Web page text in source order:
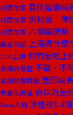
封面故事 農民曆變
封面故事 挑封面 像
封面故事 六個關鍵
編者的話 上海瘋什麼
CEO上線 你們是地上
商場自慢塾 不戰、不
金融時報精選 豐田成
教養私房話 自以為是
View人物 涉逃稅1.4